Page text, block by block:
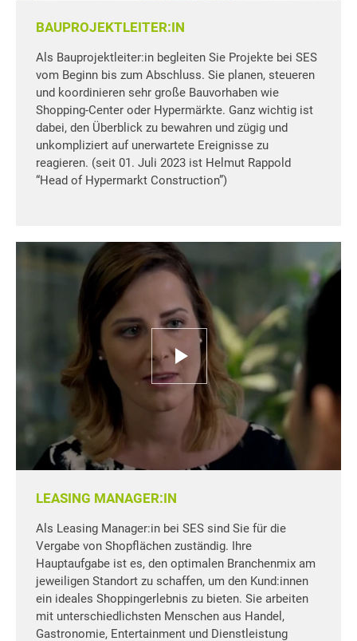
BAUPROJEKTLEITER:IN
Als Bauprojektleiter:in begleiten Sie Projekte bei SES
vom Beginn bis zum Abschluss. Sie planen, steueren
und koordinieren sehr große Bauvorhaben wie
Shopping-Center oder Hypermärkte. Ganz wichtig ist
dabei, den Überblick zu bewahren und zügig und
unkompliziert auf unerwartete Ereignisse zu
reagieren. (seit 01. Juli 2023 ist Helmut Rappold
“Head of Hypermarkt Construction”)
LEASING MANAGER:IN
Als Leasing Manager:in bei SES sind Sie für die
Vergabe von Shopflächen zuständig. Ihre
Hauptaufgabe ist es, den optimalen Branchenmix am
jeweiligen Standort zu schaffen, um den Kund:innen
ein ideales Shoppingerlebnis zu bieten. Sie arbeiten
mit unterschiedlichsten Menschen aus Handel,
Gastronomie, Entertainment und Dienstleistung